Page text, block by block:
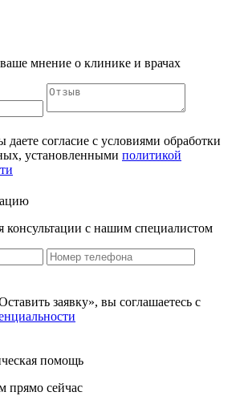
мнение о клинике и врачах
даете согласие с условиями обработки
установленными политикой
консультации с нашим специалистом
заявку», вы соглашаетесь с
помощь
прямо сейчас